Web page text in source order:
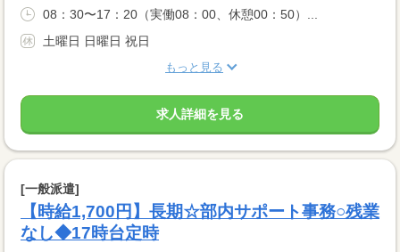
08：30〜17：20（実働08：00、休憩00：50）...
土曜日 日曜日 祝日
もっと見る
求人詳細を見る
[一般派遣]
【時給1,700円】長期☆部内サポート事務○残業
なし◆17時台定時